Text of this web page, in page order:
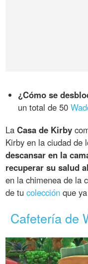
¿Cómo se
un total de 50
LaCasa de Kirby
Kirby en la ciudad de
descansar en la
recuperar su salud
en la chimenea de la
de tucolección que
Cafetería de